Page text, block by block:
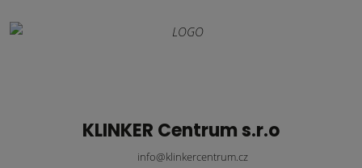
KLINKER Centrum s.r.o
info@klinkercentrum.cz